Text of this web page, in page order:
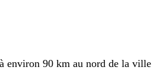
environ 90 km au nord de la